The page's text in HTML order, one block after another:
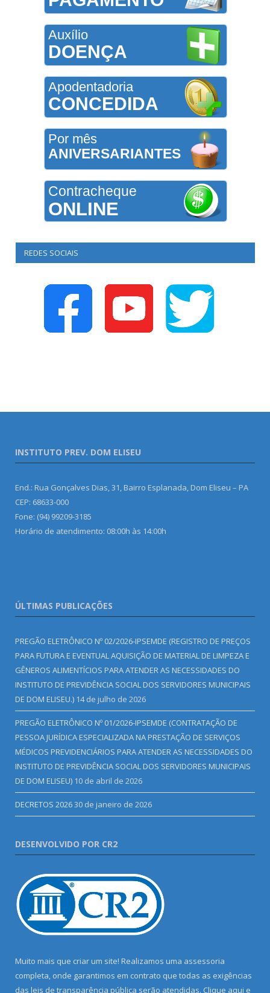
Auxílio
DOENÇA
Apodentadoria
CONCEDIDA
Por mês
ANIVERSARIANTES
Contracheque
ONLINE
REDES SOCIAIS
INSTITUTO PREV. DOM ELISEU
End.: Rua Gonçalves Dias, 31, Bairro Esplanada, Dom Eliseu – PA
CEP: 68633-000
Fone: (94) 99209-3185
Horário de atendimento: 08:00h às 14:00h
ÚLTIMAS PUBLICAÇÕES
PREGÃO ELETRÔNICO Nº 02/2026-IPSEMDE (REGISTRO DE PREÇOS
PARA FUTURA E EVENTUAL AQUISIÇÃO DE MATERIAL DE LIMPEZA E
GÊNEROS ALIMENTÍCIOS PARA ATENDER AS NECESSIDADES DO
INSTITUTO DE PREVIDÊNCIA SOCIAL DOS SERVIDORES MUNICIPAIS
DE DOM ELISEU.) 14 de julho de 2026
PREGÃO ELETRÔNICO Nº 01/2026-IPSEMDE (CONTRATAÇÃO DE
PESSOA JURÍDICA ESPECIALIZADA NA PRESTAÇÃO DE SERVIÇOS
MÉDICOS PREVIDENCIÁRIOS PARA ATENDER AS NECESSIDADES DO
INSTITUTO DE PREVIDÊNCIA SOCIAL DOS SERVIDORES MUNICIPAIS
DE DOM ELISEU) 10 de abril de 2026
DECRETOS 202630 de janeiro de 2026
DESENVOLVIDO POR CR2
Muito mais que criar um site! Realizamos uma assessoria
completa, onde garantimos em contrato que todas as exigências
das leis de transparência pública serão atendidas. Clique aqui e